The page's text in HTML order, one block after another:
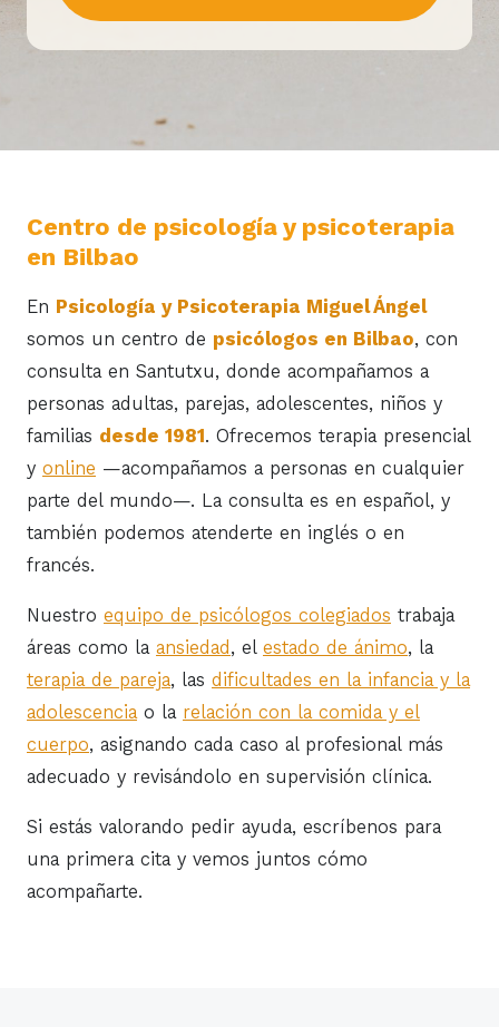
Centro de psicología y psicoterapia
en Bilbao
En Psicología y Psicoterapia Miguel Ángel
somos un centro de psicólogos en Bilbao, con
consulta en Santutxu, donde acompañamos a
personas adultas, parejas, adolescentes, niños y
familias desde 1981. Ofrecemos terapia presencial
y online —acompañamos a personas en cualquier
parte del mundo—. La consulta es en español, y
también podemos atenderte en inglés o en
francés.
Nuestro equipo de psicólogos colegiados trabaja
áreas como la ansiedad , el estado de ánimo, la
terapia de pareja, las dificultades en la infancia y la
adolescenciao la relación con la comida y el
cuerpo, asignando cada caso al profesional más
adecuado y revisándolo en supervisión clínica.
Si estás valorando pedir ayuda, escríbenos para
una primera cita y vemos juntos cómo
acompañarte.